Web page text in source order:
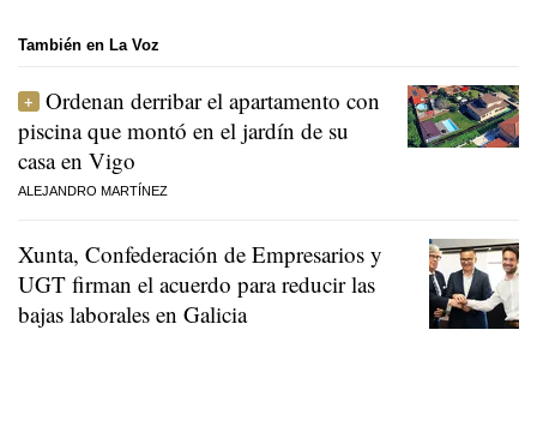
También en La Voz
Ordenan derribar el apartamento con
piscina que montó en el jardín de su
casa en Vigo
ALEJANDRO MARTÍNEZ
Xunta, Confederación de Empresarios y
UGT firman el acuerdo para reducir las
bajas laborales en Galicia